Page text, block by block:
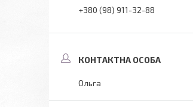
+380 (98) 911-32-88
Ольга